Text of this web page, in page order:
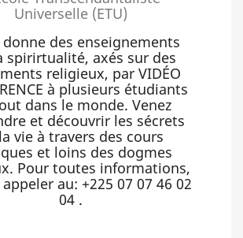
Universelle (ETU)
donne des enseignements
spirirtualité, axés sur des
religieux, par VIDÉO
à plusieurs étudiants
dans le monde. Venez
et découvrir les sécrets
vie à travers des cours
et loins des dogmes
Pour toutes informations,
au: +225 07 07 46 02
04 .